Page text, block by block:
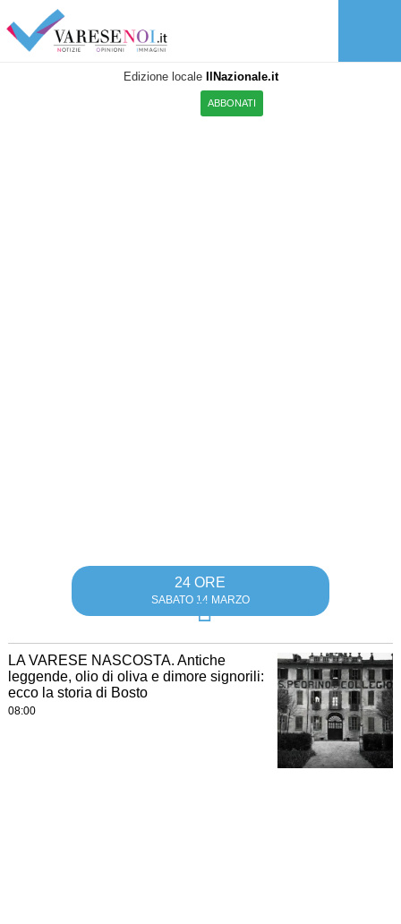
Edizione locale IlNazionale.it
ABBONATI
24 ORE
SABATO 14 MARZO
LA VARESE NASCOSTA. Antiche
leggende, olio di oliva e dimore signorili:
ecco la storia di Bosto
08:00